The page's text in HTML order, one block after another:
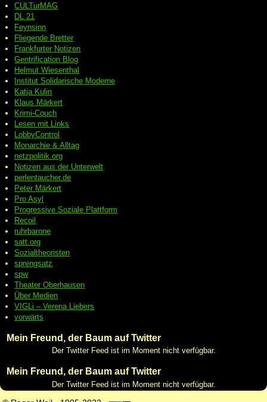
CULTurMAG
DL 21
Feynsinn
Fliegende Bretter
Frankfurter Notizen
Gentrification Blog
Helmut Wiesenthal
Institut Solidarische Moderne
Katja Kulin
Klaus Märkert
Krimi-Couch
Lesen mit Links
LobbyControl
Monarchie & Alltag
netzpolitik.org
Notizen aus der Unterwelt
perlentaucher.de
Peter Märkert
Pro Asyl
ProgressiveSoziale Plattform
Recoil
ruhrbarone
satt.org
Sozialtheoristen
sprengsatz
spw
Theater Oberhausen
Über Medien
VIGLi – Verena Liebers
vorwärts
Mein Freund, der Baum auf Twitter
Der Twitter Feed ist im Moment nicht verfügbar.
Mein Freund, der Baum auf Twitter
Der Twitter Feed ist im Moment nicht verfügbar.